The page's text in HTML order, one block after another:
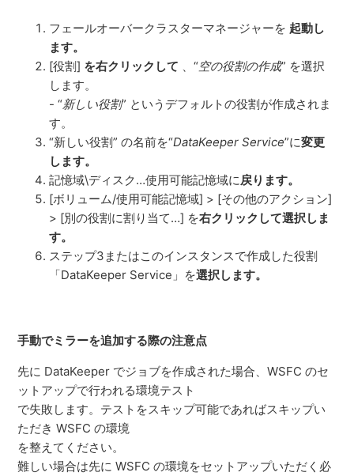
フェールオーバークラスターマネージャーを 起動し
ます。
[役割] を右クリックして 、“空の役割の作成” を選択
します。
- “新しい役割” というデフォルトの役割が作成されま
す。
“新しい役割” の名前を“DataKeeper Service”に変更
します。
記憶域\ディスク…使用可能記憶域に戻ります。
[ボリューム/使用可能記憶域] > [その他のアクション]
> [別の役割に割り当て…] を右クリックして選択しま
す。
ステップ3またはこのインスタンスで作成した役割
「DataKeeper Service」を選択します。
手動でミラーを追加する際の注意点
先に DataKeeper でジョブを作成された場合、WSFC のセ
ットアップで行われる環境テスト
で失敗します。 テストをスキップ可能であればスキップい
ただき WSFC の環境
を整えてください。
難しい場合は先に WSFC の環境をセットアップいただく必